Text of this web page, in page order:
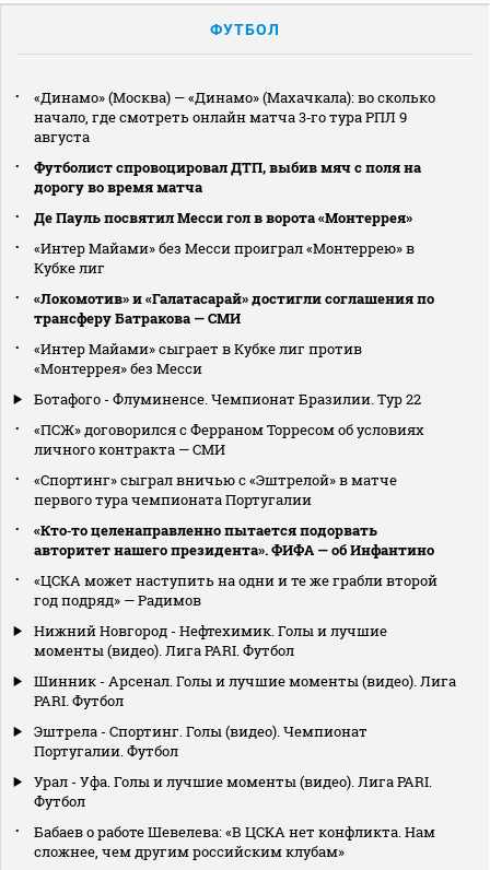
ФУТБОЛ
«Динамо» (Москва) — «Динамо» (Махачкала): во сколько
начало, где смотреть онлайн матча 3‑го тура РПЛ 9
августа
Футболист спровоцировал ДТП, выбив мяч с поля на
дорогу во время матча
Де Пауль посвятил Месси гол в ворота «Монтеррея»
«Интер Майами» без Месси проиграл «Монтеррею» в
Кубке лиг
«Локомотив» и «Галатасарай» достигли соглашения по
трансферу Батракова — СМИ
«Интер Майами» сыграет в Кубке лиг против
«Монтеррея» без Месси
Ботафого - Флуминенсе. Чемпионат Бразилии. Тур 22
«ПСЖ» договорился с Ферраном Торресом об условиях
личного контракта — СМИ
«Спортинг» сыграл вничью с «Эштрелой» в матче
первого тура чемпионата Португалии
«Кто‑то целенаправленно пытается подорвать
авторитет нашего президента». ФИФА — об Инфантино
«ЦСКА может наступить на одни и те же грабли второй
год подряд» — Радимов
Нижний Новгород - Нефтехимик. Голы и лучшие
моменты (видео). Лига PARI. Футбол
Шинник - Арсенал. Голы и лучшие моменты (видео). Лига
PARI. Футбол
Эштрела - Спортинг. Голы (видео). Чемпионат
Португалии. Футбол
Урал - Уфа. Голы и лучшие моменты (видео). Лига PARI.
Футбол
Бабаев о работе Шевелева: «В ЦСКА нет конфликта. Нам
сложнее, чем другим российским клубам»